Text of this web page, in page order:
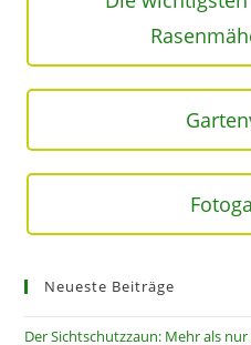
Neueste Beiträge
Der Sichtschutzzaun: Mehr als